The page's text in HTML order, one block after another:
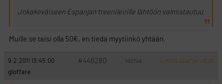
Jokakeväiseen Espanjan treenileirille lähtöön valmistautuu
Muille se taisi olla 50€, en tiedä myytiinkö yhtään.
9.2.2011 13:45:00 #446280 VASTAA ILMOITA ASIATON VIESTI
gloffare